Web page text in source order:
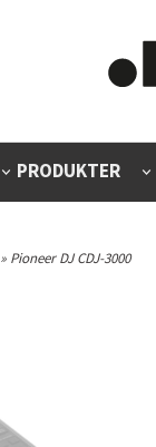
PRODUKTER
» Pioneer DJ CDJ-3000